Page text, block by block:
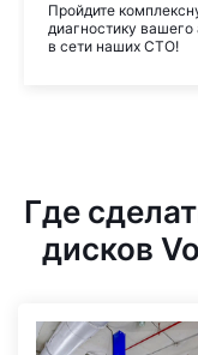
Пройдите
диагностику
в сети наших СТО!
Где
дисков